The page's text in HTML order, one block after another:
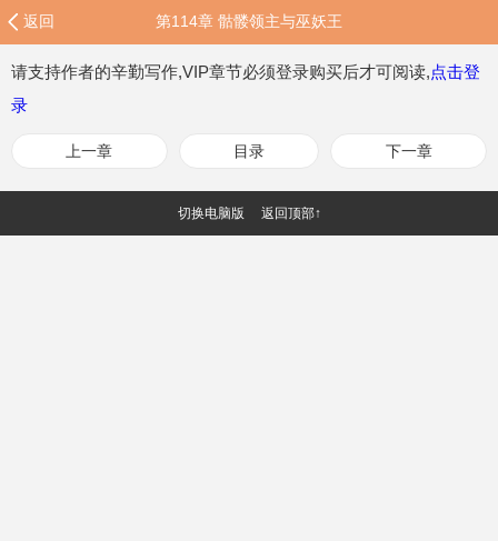
返回 第114章 骷髅领主与巫妖王
请支持作者的辛勤写作,VIP章节必须登录购买后才可阅读,点击登
录
上一章 目录 下一章
切换电脑版 返回顶部↑